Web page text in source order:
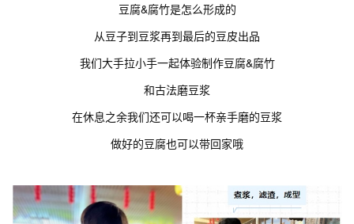
豆腐&腐竹是怎么形成的
从豆子到豆浆再到最后的豆皮出品
我们大手拉小手一起体验制作豆腐&腐竹
和古法磨豆浆
在休息之余我们还可以喝一杯亲手磨的豆浆
做好的豆腐也可以带回家哦